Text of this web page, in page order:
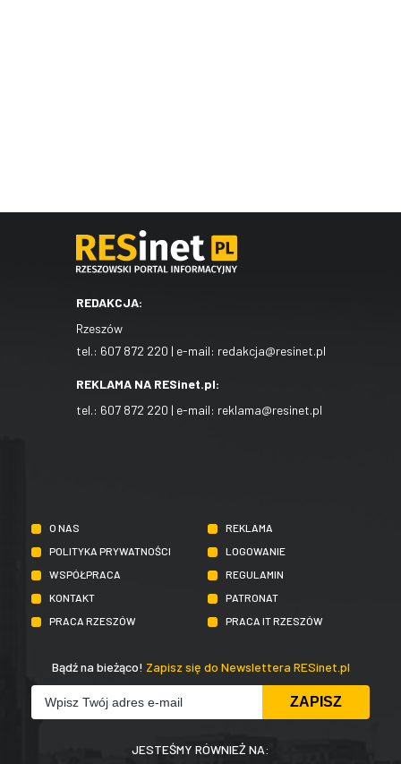
REDAKCJA:
Rzeszów
tel.: 607 872 220 | e-mail: redakcja@resinet.pl
REKLAMA NA RESinet.pl:
tel.: 607 872 220 | e-mail: reklama@resinet.pl
O NAS
REKLAMA
POLITYKA PRYWATNOŚCI
LOGOWANIE
WSPÓŁPRACA
REGULAMIN
KONTAKT
PATRONAT
PRACA RZESZÓW
PRACA IT RZESZÓW
Bądź na bieżąco! Zapisz się do Newslettera RESinet.pl
JESTEŚMY RÓWNIEŻ NA: